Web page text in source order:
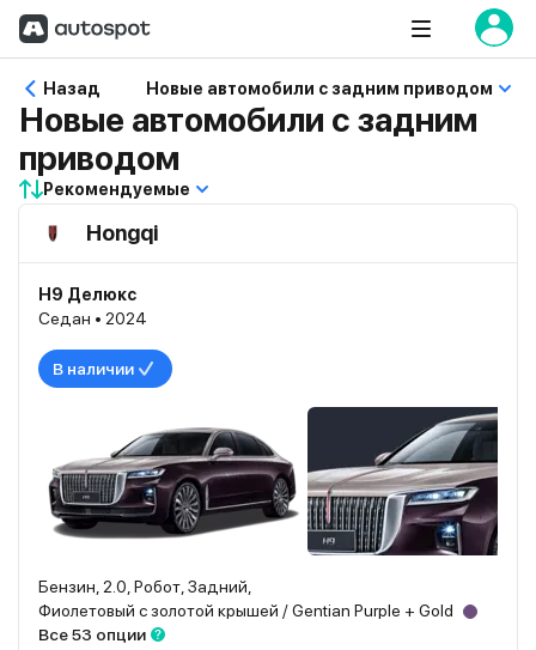
Назад Новые автомобили с задним приводом
Новые автомобили с задним
приводом
Рекомендуемые
Hongqi
H9 Делюкс
Седан • 2024
В наличии
Бензин, 2.0, Робот, Задний,
Фиолетовый с золотой крышей / Gentian Purple + Gold
Все 53 опции